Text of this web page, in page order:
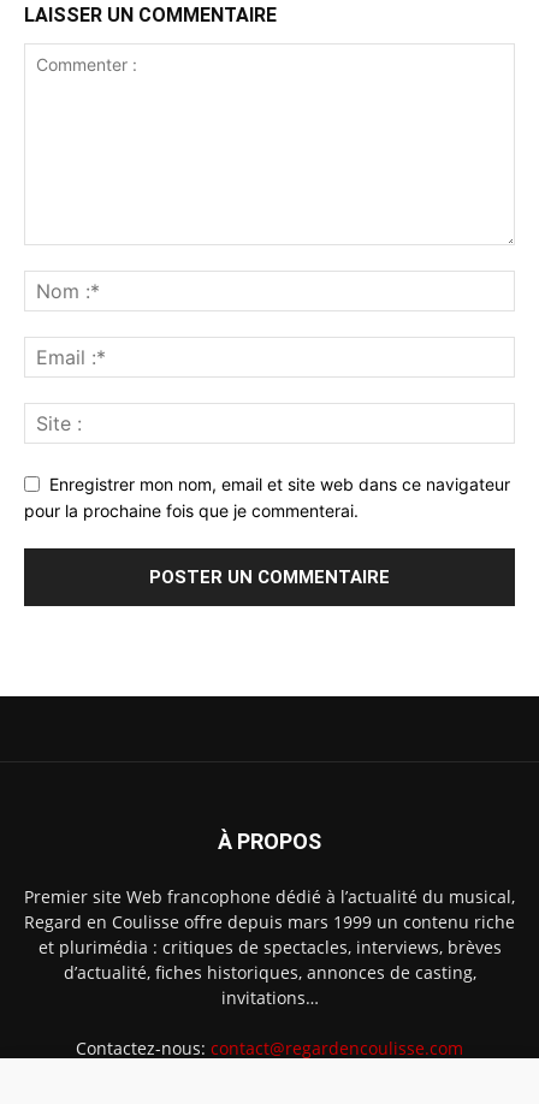
LAISSER UN COMMENTAIRE
Enregistrer mon nom, email et site web dans ce navigateur
pour la prochaine fois que je commenterai.
À PROPOS
Premier site Web francophone dédié à l’actualité du musical,
Regard en Coulisse offre depuis mars 1999 un contenu riche
et plurimédia : critiques de spectacles, interviews, brèves
d’actualité, fiches historiques, annonces de casting,
invitations…
Contactez-nous: contact@regardencoulisse.com